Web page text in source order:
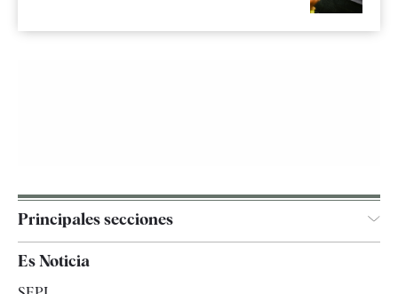
Principales secciones
Es Noticia